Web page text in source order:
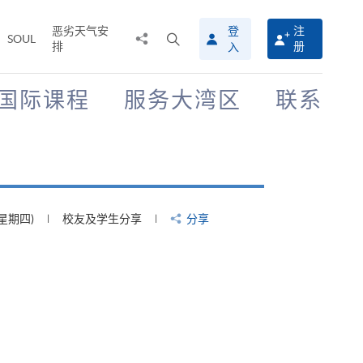
SOUL
恶劣天气安
排
搜
寻
介
登
入
注
册
国际课程 服务大湾区 联系
期四) 校友及学生分享 分享